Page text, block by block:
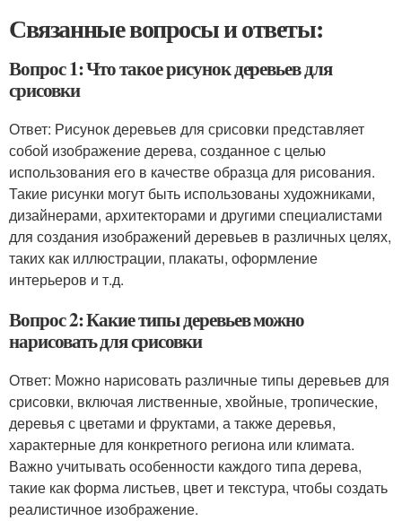
Связанные вопросы и ответы:
Вопрос 1: Что такое рисунок деревьев для
срисовки
Ответ: Рисунок деревьев для срисовки представляет
собой изображение дерева, созданное с целью
использования его в качестве образца для рисования.
Такие рисунки могут быть использованы художниками,
дизайнерами, архитекторами и другими специалистами
для создания изображений деревьев в различных целях,
таких как иллюстрации, плакаты, оформление
интерьеров и т.д.
Вопрос 2: Какие типы деревьев можно
нарисовать для срисовки
Ответ: Можно нарисовать различные типы деревьев для
срисовки, включая лиственные, хвойные, тропические,
деревья с цветами и фруктами, а также деревья,
характерные для конкретного региона или климата.
Важно учитывать особенности каждого типа дерева,
такие как форма листьев, цвет и текстура, чтобы создать
реалистичное изображение.